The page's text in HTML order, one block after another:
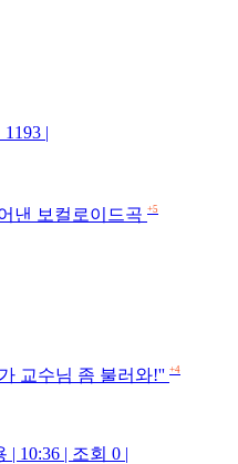
1193 |
낸 보컬로이드곡 +5
교수님 좀 불러와!'' +4
| 10:36 | 조회 0 |